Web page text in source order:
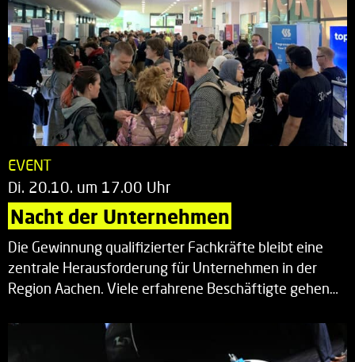
EVENT
Di. 20.10. um 17.00 Uhr
Nacht der Unternehmen
Die Gewinnung qualifizierter Fachkräfte bleibt eine
zentrale Herausforderung für Unternehmen in der
Region Aachen. Viele erfahrene Beschäftigte gehen…